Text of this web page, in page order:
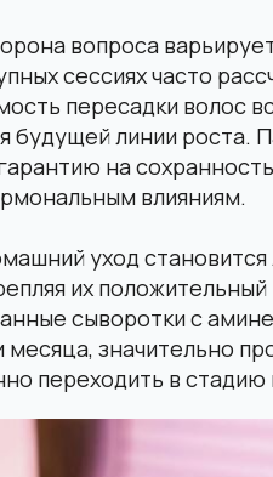
вопроса
сессиях часто
пересадки волос
будущей линии роста.
на
влияниям.
уход
их
сыворотки с
месяца, значительно
переходить в стадию